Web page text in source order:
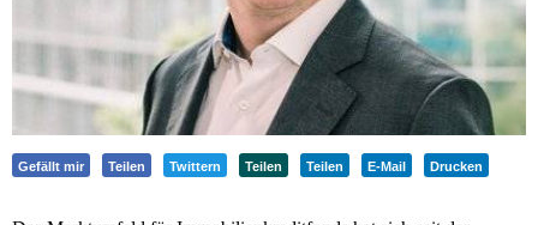
Gefällt mir Teilen Twittern Teilen Teilen E-Mail Drucken